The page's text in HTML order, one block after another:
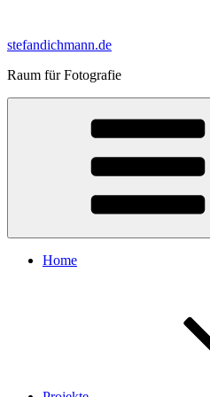
springen
stefandichmann.de
Raum für Fotografie
Home